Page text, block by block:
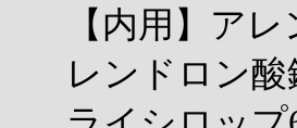
【内用】ア
レンドロン